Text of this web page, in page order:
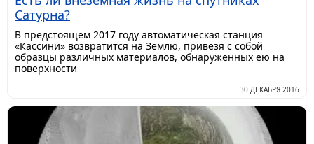
Сатурна?
В предстоящем 2017 году автоматическая станция
«Кассини» возвратится на Землю, привезя с собой
образцы различных материалов, обнаруженных ею на
поверхности
30 ДЕКАБРЯ 2016